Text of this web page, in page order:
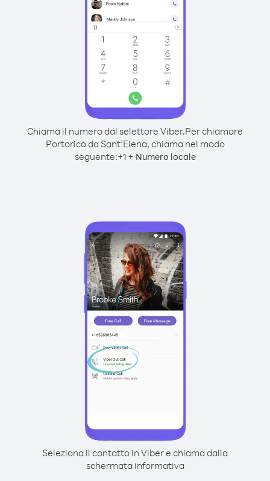
Chiama il numero dal selettore Viber.Per chiamare
Portorico da Sant’Elena, chiama nel modo
seguente:+1+ Numero locale
Seleziona il contatto in Viber e chiama dalla
schermata informativa